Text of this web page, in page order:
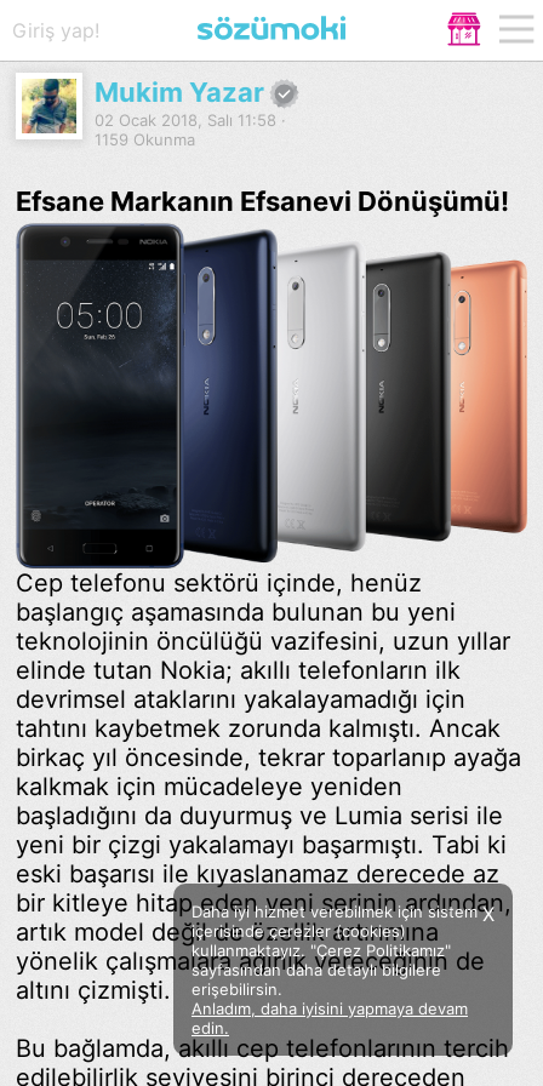
Facebook Twitter Instagram
Sözümoki © 2020 - V.8
Giriş yap!
Mukim Yazar
02 Ocak 2018, Salı 11:58 ·
1159 Okunma
Efsane Markanın Efsanevi Dönüşümü!
Cep telefonu sektörü içinde, henüz
başlangıç aşamasında bulunan bu yeni
teknolojinin öncülüğü vazifesini, uzun yıllar
elinde tutan Nokia; akıllı telefonların ilk
devrimsel ataklarını yakalayamadığı için
tahtını kaybetmek zorunda kalmıştı. Ancak
birkaç yıl öncesinde, tekrar toparlanıp ayağa
kalkmak için mücadeleye yeniden
başladığını da duyurmuş ve Lumia serisi ile
yeni bir çizgi yakalamayı başarmıştı. Tabi ki
eski başarısı ile kıyaslanamaz derecede az
bir kitleye hitap eden yeni serinin ardından,
artık model değil de özellik artırımına
yönelik çalışmalara ağırlık vereceğinin de
altını çizmişti.
Bu bağlamda, akıllı cep telefonlarının tercih
edilebilirlik seviyesini birinci dereceden
X
Daha iyi hizmet verebilmek için sistem
içerisinde çerezler (cookies)
kullanmaktayız. "Çerez Politikamız"
sayfasından daha detaylı bilgilere
erişebilirsin.
Anladım, daha iyisini yapmaya devam
edin.